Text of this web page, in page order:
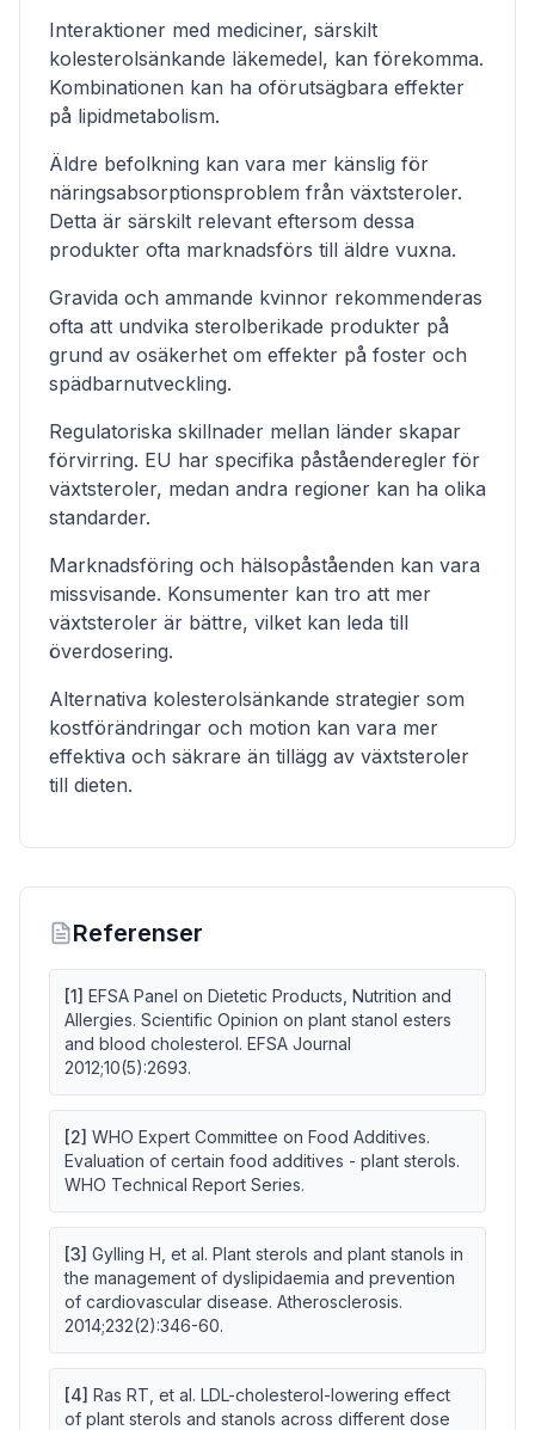
Interaktioner med mediciner, särskilt
kolesterolsänkande läkemedel, kan förekomma.
Kombinationen kan ha oförutsägbara effekter
på lipidmetabolism.
Äldre befolkning kan vara mer känslig för
näringsabsorptionsproblem från växtsteroler.
Detta är särskilt relevant eftersom dessa
produkter ofta marknadsförs till äldre vuxna.
Gravida och ammande kvinnor rekommenderas
ofta att undvika sterolberikade produkter på
grund av osäkerhet om effekter på foster och
spädbarnutveckling.
Regulatoriska skillnader mellan länder skapar
förvirring. EU har specifika påståenderegler för
växtsteroler, medan andra regioner kan ha olika
standarder.
Marknadsföring och hälsopåståenden kan vara
missvisande. Konsumenter kan tro att mer
växtsteroler är bättre, vilket kan leda till
överdosering.
Alternativa kolesterolsänkande strategier som
kostförändringar och motion kan vara mer
effektiva och säkrare än tillägg av växtsteroler
till dieten.
Referenser
[1] EFSA Panel on Dietetic Products, Nutrition and
Allergies. Scientific Opinion on plant stanol esters
and blood cholesterol. EFSA Journal
2012;10(5):2693.
[2] WHO Expert Committee on Food Additives.
Evaluation of certain food additives - plant sterols.
WHO Technical Report Series.
[3] Gylling H, et al. Plant sterols and plant stanols in
the management of dyslipidaemia and prevention
of cardiovascular disease. Atherosclerosis.
2014;232(2):346-60.
[4] Ras RT, et al. LDL-cholesterol-lowering effect
of plant sterols and stanols across different dose